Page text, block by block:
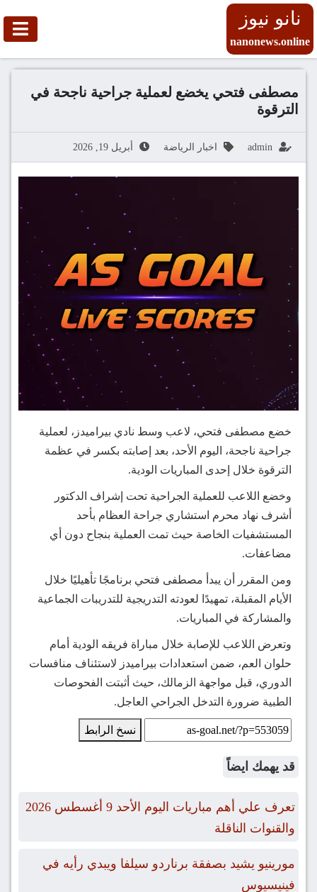
نانو نيوز
nanonews.online
مصطفى فتحي يخضع لعملية جراحية ناجحة في
الترقوة
admin اخبار الرياضة أبريل 19, 2026
خضع مصطفى فتحي، لاعب وسط نادي بيراميدز، لعملية
جراحية ناجحة، اليوم الأحد، بعد إصابته بكسر في عظمة
الترقوة خلال إحدى المباريات الودية.
وخضع اللاعب للعملية الجراحية تحت إشراف الدكتور
أشرف نهاد محرم استشاري جراحة العظام بأحد
المستشفيات الخاصة حيث تمت العملية بنجاح دون أي
مضاعفات.
ومن المقرر أن يبدأ مصطفى فتحي برنامجًا تأهيليًا خلال
الأيام المقبلة، تمهيدًا لعودته التدريجية للتدريبات الجماعية
والمشاركة في المباريات.
وتعرض اللاعب للإصابة خلال مباراة فريقه الودية أمام
حلوان العم، ضمن استعدادات بيراميدز لاستئناف منافسات
الدوري، قبل مواجهة الزمالك، حيث أثبتت الفحوصات
الطبية ضرورة التدخل الجراحي العاجل.
نسخ الرابط
قد يهمك ايضاً
تعرف علي أهم مباريات اليوم الأحد 9 أغسطس 2026
والقنوات الناقلة
مورينيو يشيد بصفقة برناردو سيلفا ويبدي رأيه في
فينيسيوس